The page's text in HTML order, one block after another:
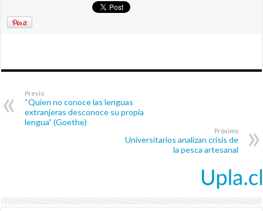
Previo
“Quien no conoce las lenguas
extranjeras desconoce su propia
lengua” (Goethe)
Próximo
Universitarios analizan crisis de
la pesca artesanal